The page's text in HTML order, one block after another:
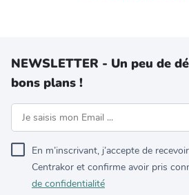
NEWSLETTER - Un peu de
bons plans !
En m’inscrivant, j’accepte de
Centrakor et confirme avoir pris
de confidentialité